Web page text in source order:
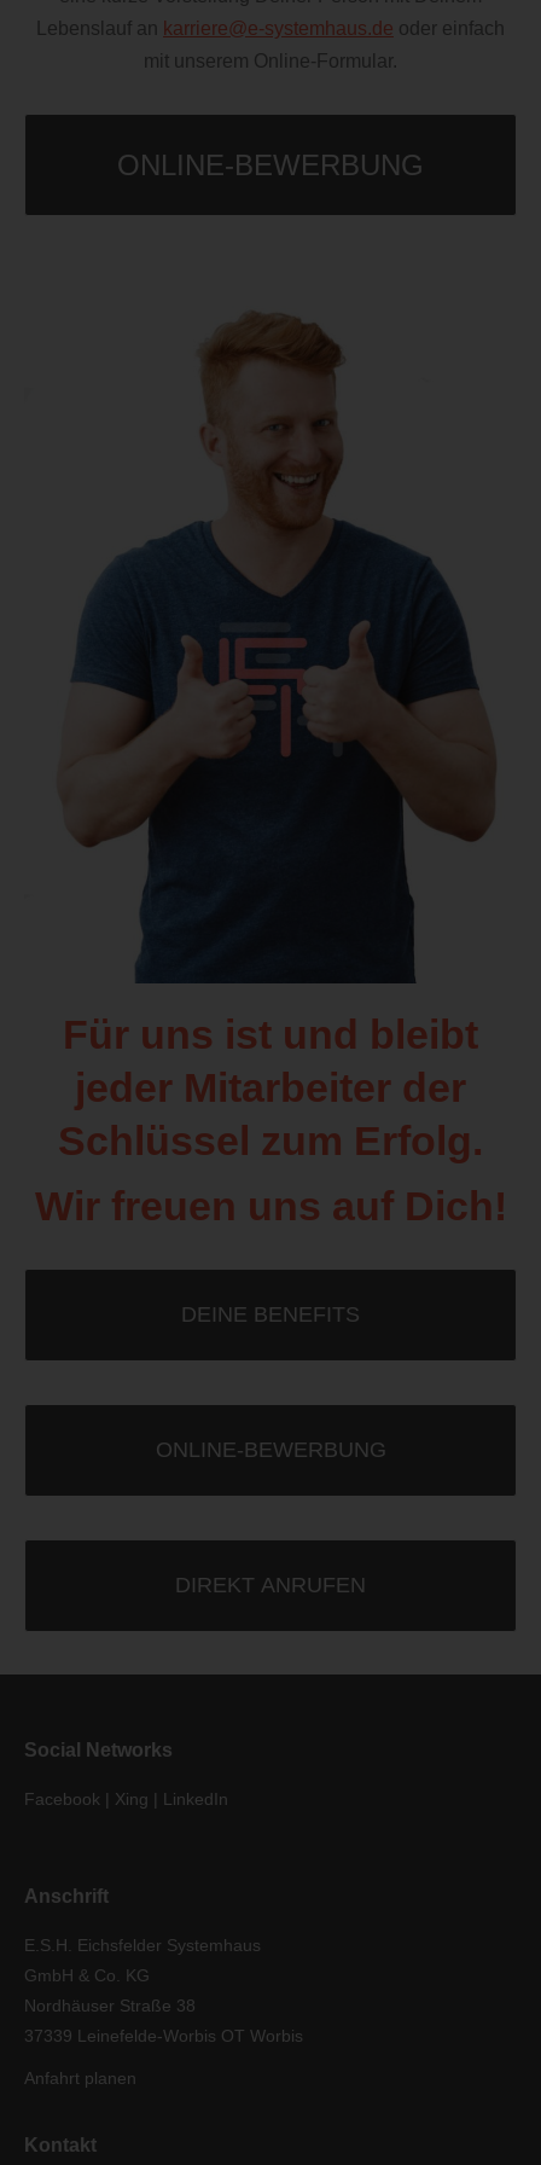
Lebenslauf an karriere@e-systemhaus.de oder einfach
mit unserem Online-Formular.
ONLINE-BEWERBUNG
Für uns ist und bleibt
jeder Mitarbeiter der
Schlüssel zum Erfolg.
Wir freuen uns auf Dich!
DEINE BENEFITS
ONLINE-BEWERBUNG
DIREKT ANRUFEN
Social Networks
Facebook | Xing | LinkedIn
Anschrift
E.S.H. Eichsfelder Systemhaus
GmbH & Co. KG
Nordhäuser Straße 38
37339 Leinefelde-Worbis OT Worbis
Anfahrt planen
Kontakt